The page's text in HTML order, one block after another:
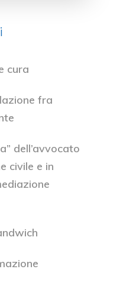
cura
fra
dell’avvocato
civile e in